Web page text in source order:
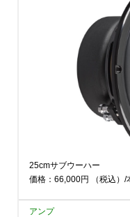
25cmサブウーハー
価格：66,000円
（税込） /
アンプ